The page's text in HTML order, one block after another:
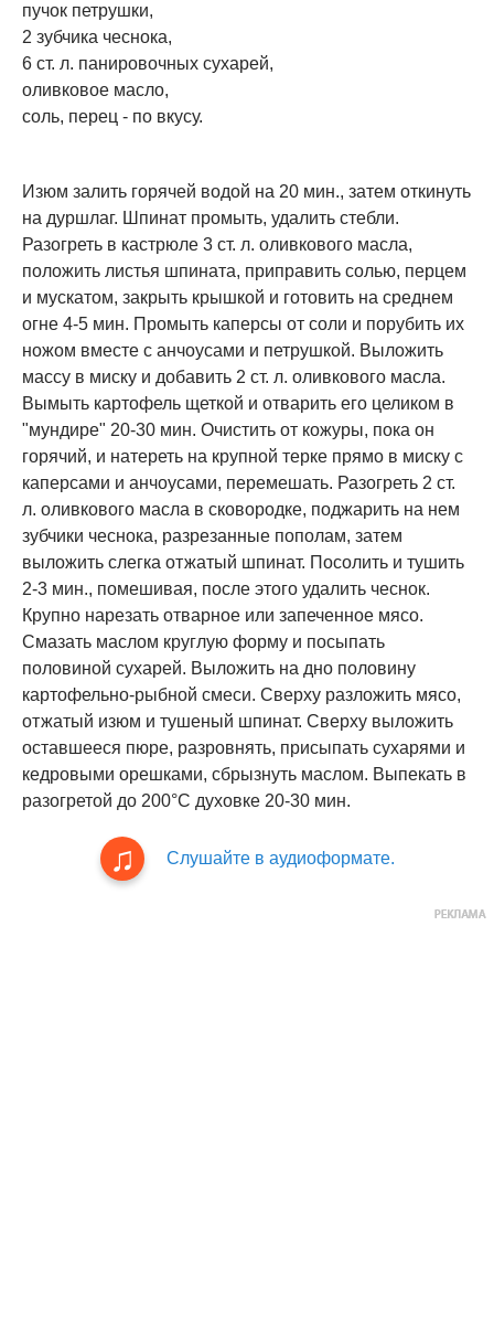
пучок петрушки,
2 зубчика чеснока,
6 ст. л. панировочных сухарей,
оливковое масло,
соль, перец - по вкусу.
Изюм залить горячей водой на 20 мин., затем откинуть
на дуршлаг. Шпинат промыть, удалить стебли.
Разогреть в кастрюле 3 ст. л. оливкового масла,
положить листья шпината, приправить солью, перцем
и мускатом, закрыть крышкой и готовить на среднем
огне 4-5 мин. Промыть каперсы от соли и порубить их
ножом вместе с анчоусами и петрушкой. Выложить
массу в миску и добавить 2 ст. л. оливкового масла.
Вымыть картофель щеткой и отварить его целиком в
"мундире" 20-30 мин. Очистить от кожуры, пока он
горячий, и натереть на крупной терке прямо в миску с
каперсами и анчоусами, перемешать. Разогреть 2 ст.
л. оливкового масла в сковородке, поджарить на нем
зубчики чеснока, разрезанные пополам, затем
выложить слегка отжатый шпинат. Посолить и тушить
2-3 мин., помешивая, после этого удалить чеснок.
Крупно нарезать отварное или запеченное мясо.
Смазать маслом круглую форму и посыпать
половиной сухарей. Выложить на дно половину
картофельно-рыбной смеси. Сверху разложить мясо,
отжатый изюм и тушеный шпинат. Сверху выложить
оставшееся пюре, разровнять, присыпать сухарями и
кедровыми орешками, сбрызнуть маслом. Выпекать в
разогретой до 200°С духовке 20-30 мин.
Слушайте в аудиоформате.